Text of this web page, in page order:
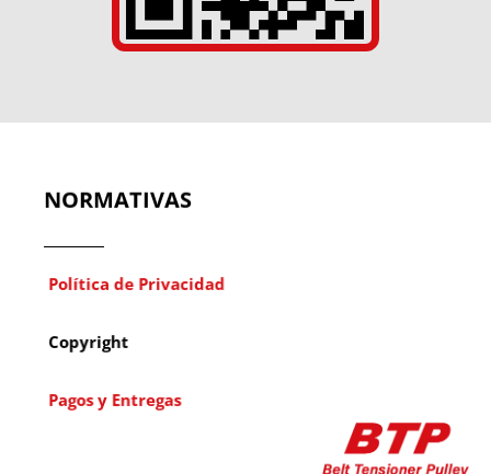
NORMATIVAS
Política de Privacidad
Copyright
Pagos y Entregas